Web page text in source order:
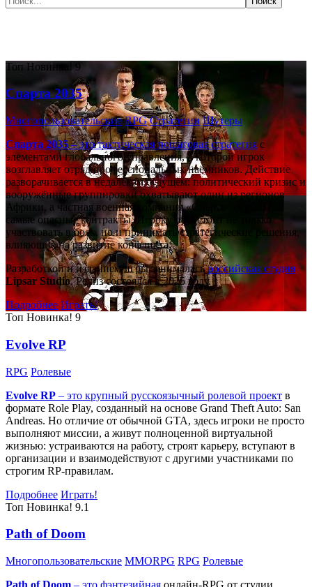
Топ Новинка! 9
Спарта 2035
Многопользовательские RPG Стратегии Шутеры
Спарта 2035– это тактическаяпошаговая стратегияс
элементами глобального управления, в которой игрок
возглавляет отряд профессиональных наёмников. Действие
разворачивается в недалёком будущем: политический кризис и
вооружённые группировки охватывают один из регионов
Африки, а частная военная компания «Спарта» берётся за
самые опасные контракты. Игроку предстоит не только
участвовать в боях, но и принимать стратегические решения,
влияющие на развитие конфликта.
Разработкой и изданием игры занималасьроссийская студия
Lipsar Studio. Релиз состоялся в 2025 году.
Подробнее Играть!
Топ Новинка! 9
Evolve RP
RPG Ролевые
Evolve RP – это крупный русскоязычный ролевой проект в
формате Role Play, созданный на основе Grand Theft Auto: San
Andreas. Но отличие от обычной GTA, здесь игроки не просто
выполняют миссии, а живут полноценной виртуальной
жизнью: устраиваются на работу, строят карьеру, вступают в
организации и взаимодействуют с другими участниками по
строгим RP-правилам.
Подробнее Играть!
Топ Новинка! 9.1
Path of Doom
Многопользовательские MMORPG RPG Ролевые
Path of Doom – это фэнтезийная онлайн-RPG от студии